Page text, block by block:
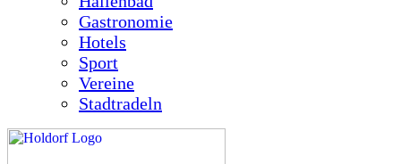
Gastronomie
Hotels
Sport
Vereine
Stadtradeln